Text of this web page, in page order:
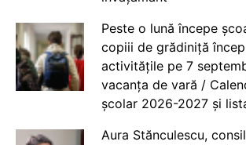
Peste o lună începe
copiii de grădiniță
activitățile pe 7
vacanța de vară /
școlar 2026-2027 și
Aura Stănculescu,